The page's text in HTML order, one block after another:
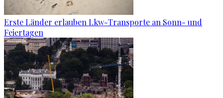
Erste Länder erlauben Lkw-Transporte an Sonn- und
Feiertagen